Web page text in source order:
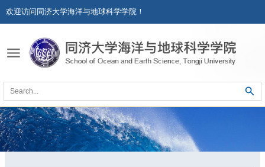
欢迎访问同济大学海洋与地球科学学院！